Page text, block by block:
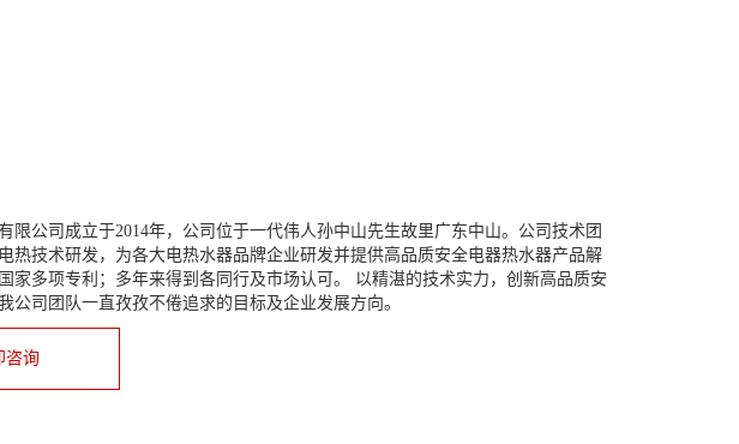
限公司成立于2014年，公司位于一代伟人孙中山先生故里广东中山。公司技术团
热技术研发，为各大电热水器品牌企业研发并提供高品质安全电器热水器产品解
家多项专利；多年来得到各同行及市场认可。 以精湛的技术实力，创新高品质安
公司团队一直孜孜不倦追求的目标及企业发展方向。
咨询